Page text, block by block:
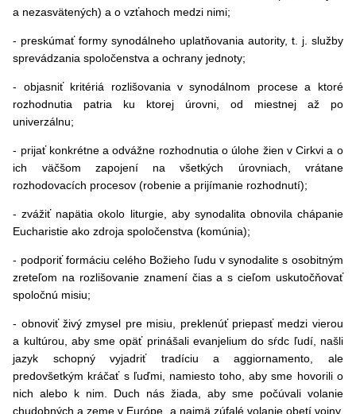
a nezasvätených) a o vzťahoch medzi nimi;
- preskúmať formy synodálneho uplatňovania autority, t. j. služby
sprevádzania spoločenstva a ochrany jednoty;
- objasniť kritériá rozlišovania v synodálnom procese a ktoré
rozhodnutia patria ku ktorej úrovni, od miestnej až po
univerzálnu;
- prijať konkrétne a odvážne rozhodnutia o úlohe žien v Cirkvi a o
ich väčšom zapojení na všetkých úrovniach, vrátane
rozhodovacích procesov (robenie a prijímanie rozhodnutí);
- zvážiť napätia okolo liturgie, aby synodalita obnovila chápanie
Eucharistie ako zdroja spoločenstva (komúnia);
- podporiť formáciu celého Božieho ľudu v synodalite s osobitným
zreteľom na rozlišovanie znamení čias a s cieľom uskutočňovať
spoločnú misiu;
- obnoviť živý zmysel pre misiu, preklenúť priepasť medzi vierou
a kultúrou, aby sme opäť prinášali evanjelium do sŕdc ľudí, našli
jazyk schopný vyjadriť tradíciu a aggiornamento, ale
predovšetkým kráčať s ľuďmi, namiesto toho, aby sme hovorili o
nich alebo k nim. Duch nás žiada, aby sme počúvali volanie
chudobných a zeme v Európe, a najmä zúfalé volanie obetí vojny,